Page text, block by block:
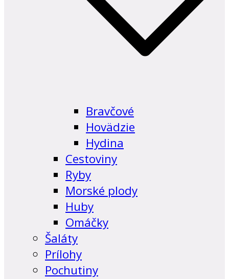
Bravčové
Hovädzie
Hydina
Cestoviny
Ryby
Morské plody
Huby
Omáčky
Šaláty
Prílohy
Pochutiny